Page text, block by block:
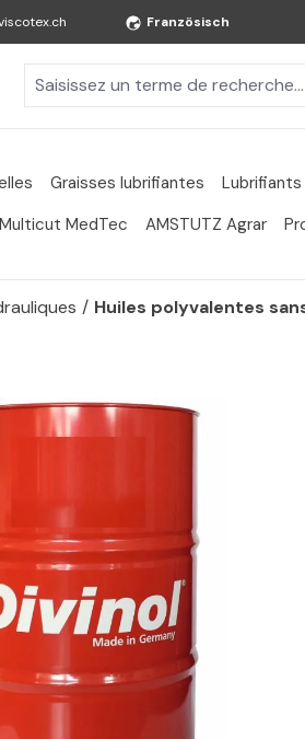
Französisch
Graisses lubrifiantes
Multicut MedTec AMSTUTZ Agrar
/ Huiles polyvalentes